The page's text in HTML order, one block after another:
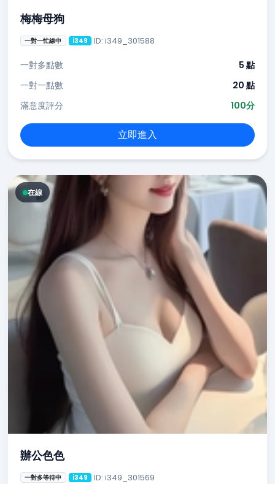
梅梅母狗
一對一忙線中 i349 ID: i349_301588
一對多點數
5 點
一對一點數
20 點
滿意度評分
100分
立即進入
在線
辦公色色
一對多等待中 i349 ID: i349_301569